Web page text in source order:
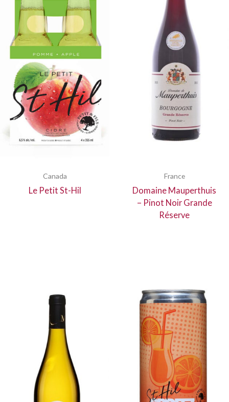
Canada
Le Petit St-Hil
France
Domaine Mauperthuis
– Pinot Noir Grande
Réserve